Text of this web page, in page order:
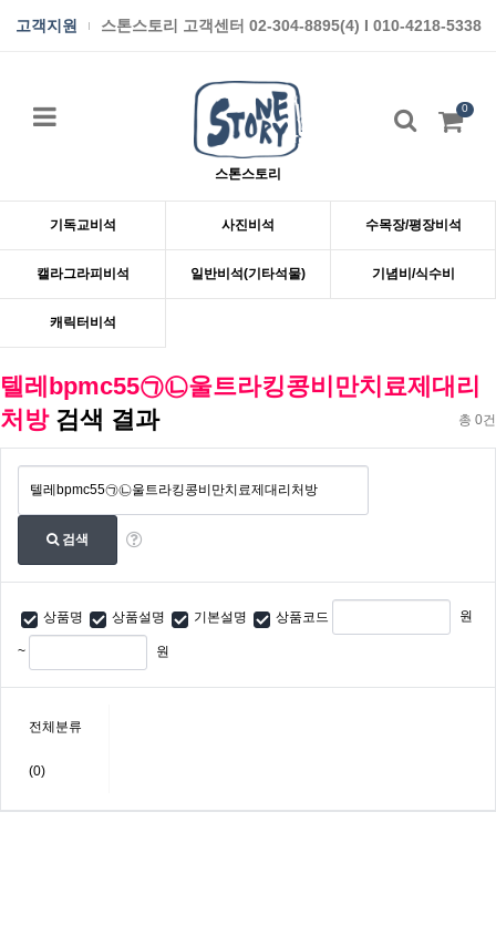
고객지원 스톤스토리 고객센터 02-304-8895(4) I 010-4218-5338
스톤스토리
0
기독교비석 사진비석 수목장/평장비석
캘라그라피비석 일반비석(기타석물) 기념비/식수비
캐릭터비석
텔레bpmc55㉠㉡울트라킹콩비만치료제대리
처방검색 결과 총 0건
검색
상품명 상품설명 기본설명 상품코드 원
~ 원
전체분류
(0)